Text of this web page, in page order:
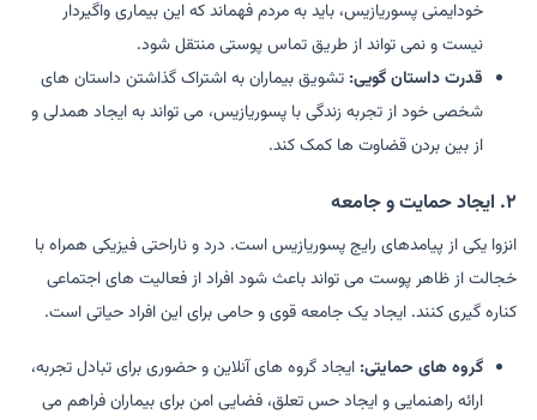
خودایمنی پسوریازیس، باید به مردم فهماند که این بیماری واگیردار
نیست و نمی تواند از طریق تماس پوستی منتقل شود.
قدرت داستان گویی: تشویق بیماران به اشتراک گذاشتن داستان های
شخصی خود از تجربه زندگی با پسوریازیس، می تواند به ایجاد همدلی و
از بین بردن قضاوت ها کمک کند.
۲. ایجاد حمایت و جامعه
انزوا یکی از پیامدهای رایج پسوریازیس است. درد و ناراحتی فیزیکی همراه با
خجالت از ظاهر پوست می تواند باعث شود افراد از فعالیت های اجتماعی
کناره گیری کنند. ایجاد یک جامعه قوی و حامی برای این افراد حیاتی است.
گروه های حمایتی: ایجاد گروه های آنلاین و حضوری برای تبادل تجربه،
ارائه راهنمایی و ایجاد حس تعلق، فضایی امن برای بیماران فراهم می